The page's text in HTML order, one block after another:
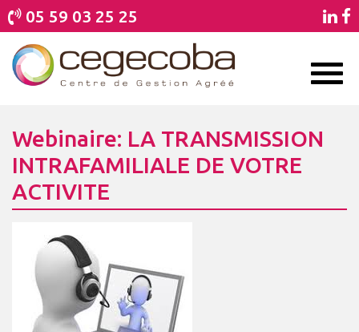
05 59 03 25 25
Webinaire: LA TRANSMISSION
INTRAFAMILIALE DE VOTRE
ACTIVITE